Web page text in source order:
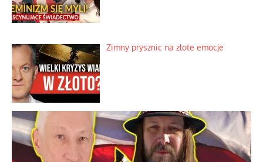
Zimny prysznic na złote emocje